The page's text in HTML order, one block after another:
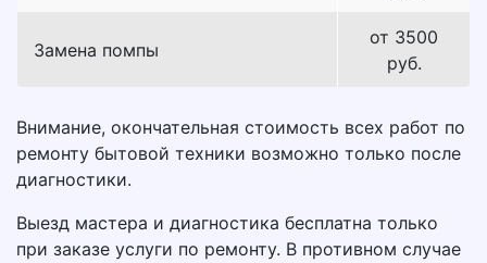
Замена помпы
от 3500
руб.
Внимание, окончательная стоимость всех работ по
ремонту бытовой техники возможно только после
диагностики.
Выезд мастера и диагностика бесплатна только
при заказе услуги по ремонту. В противном случае